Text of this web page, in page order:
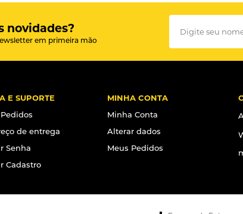
novidades?
em primeira mão
E SUPORTE
de entrega
Senha
Cadastro
MINHA CONTA
Minha Conta
Alterar dados
Meus Pedidos